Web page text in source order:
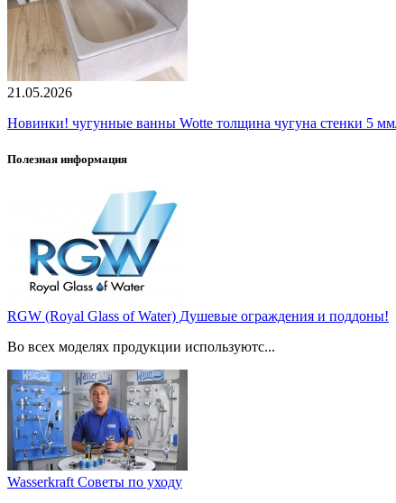
21.05.2026
Новинки! чугунные ванны Wotte толщина чугуна стенки 5
Полезная информация
RGW (Royal Glass of Water) Душевые ограждения и поддоны!
Во всех моделях продукции используютс...
Wasserkraft Советы по уходу